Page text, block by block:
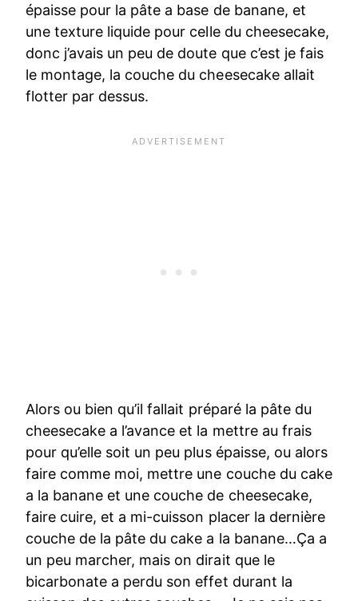
épaisse pour la pâte a base de banane, et
une texture liquide pour celle du cheesecake,
donc j’avais un peu de doute que c’est je fais
le montage, la couche du cheesecake allait
flotter par dessus.
Alors ou bien qu’il fallait préparé la pâte du
cheesecake a l’avance et la mettre au frais
pour qu’elle soit un peu plus épaisse, ou alors
faire comme moi, mettre une couche du cake
a la banane et une couche de cheesecake,
faire cuire, et a mi-cuisson placer la dernière
couche de la pâte du cake a la banane…Ça a
un peu marcher, mais on dirait que le
bicarbonate a perdu son effet durant la